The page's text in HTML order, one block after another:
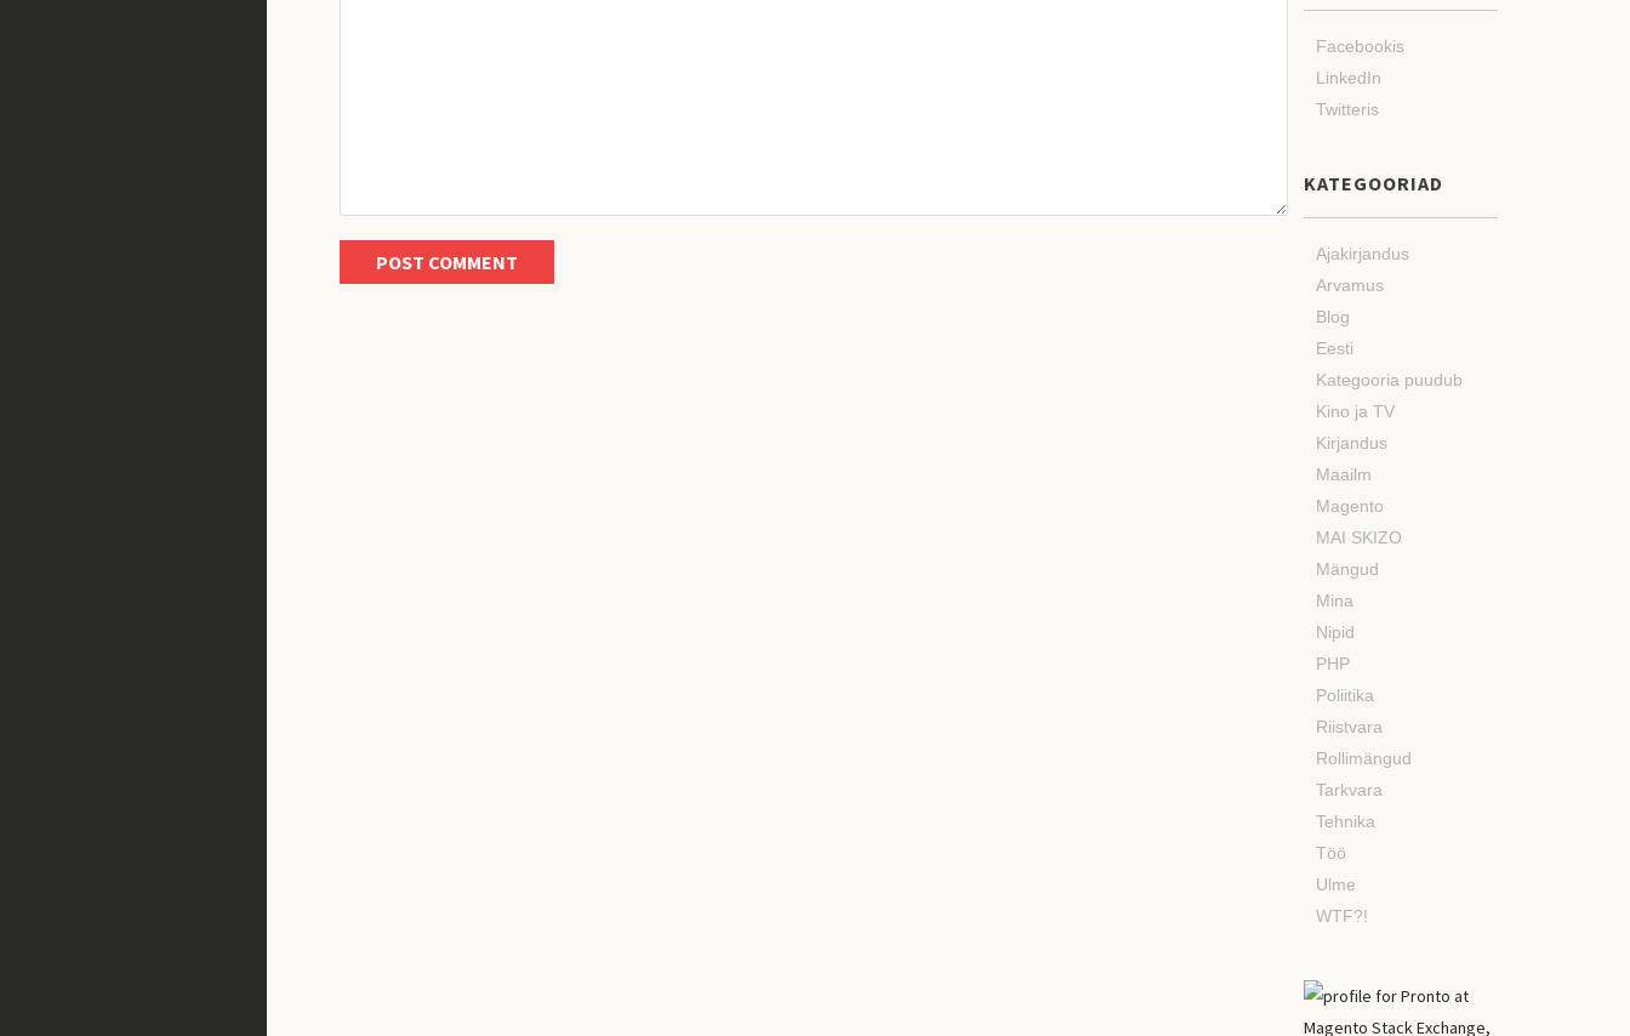
Facebookis
LinkedIn
Twitteris
KATEGOORIAD
Ajakirjandus
Arvamus
Blog
Eesti
Kategooria puudub
Kino ja TV
Kirjandus
Maailm
Magento
MAI SKIZO
Mängud
Mina
Nipid
PHP
Poliitika
Riistvara
Rollimängud
Tarkvara
Tehnika
Töö
Ulme
WTF?!